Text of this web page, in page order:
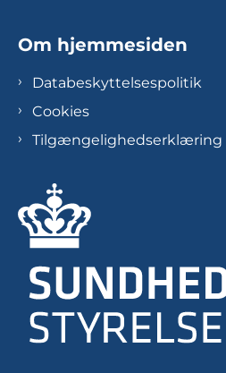
Om hjemmesiden
Databeskyttelsespolitik
Cookies
Tilgængelighedserklæring